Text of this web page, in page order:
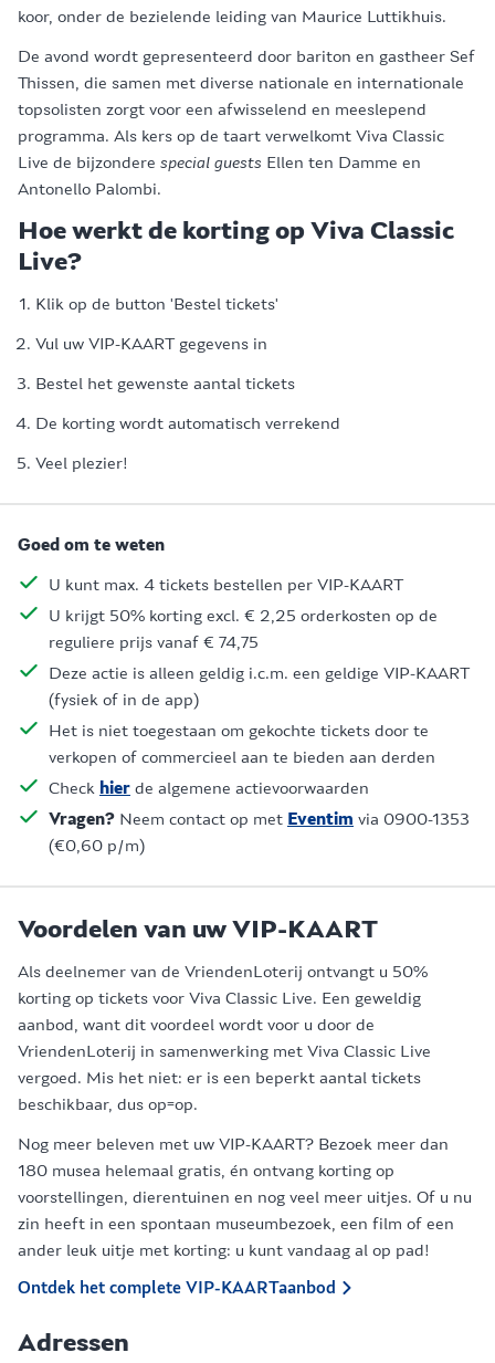
koor, onder de bezielende leiding van Maurice Luttikhuis.
De avond wordt gepresenteerd door bariton en gastheer Sef
Thissen, die samen met diverse nationale en internationale
topsolisten zorgt voor een afwisselend en meeslepend
programma. Als kers op de taart verwelkomt Viva Classic
Live de bijzondere special guests Ellen ten Damme en
Antonello Palombi.
Hoe werkt de korting op Viva Classic
Live?
Klik op de button 'Bestel tickets'
Vul uw VIP-KAART gegevens in
Bestel het gewenste aantal tickets
De korting wordt automatisch verrekend
Veel plezier!
Goed om te weten
U kunt max. 4 tickets bestellen per VIP-KAART
U krijgt 50% korting excl. € 2,25 orderkosten op de
reguliere prijs vanaf € 74,75
Deze actie is alleen geldig i.c.m. een geldige VIP-KAART
(fysiek of in de app)
Het is niet toegestaan om gekochte tickets door te
verkopen of commercieel aan te bieden aan derden
Check hier de algemene actievoorwaarden
Vragen? Neem contact op met Eventim via 0900-1353
(€0,60 p/m)
Voordelen van uw VIP-KAART
Als deelnemer van de VriendenLoterij ontvangt u 50%
korting op tickets voor Viva Classic Live. Een geweldig
aanbod, want dit voordeel wordt voor u door de
VriendenLoterij in samenwerking met Viva Classic Live
vergoed. Mis het niet: er is een beperkt aantal tickets
beschikbaar, dus op=op.
Nog meer beleven met uw VIP-KAART? Bezoek meer dan
180 musea helemaal gratis, én ontvang korting op
voorstellingen, dierentuinen en nog veel meer uitjes. Of u nu
zin heeft in een spontaan museumbezoek, een film of een
ander leuk uitje met korting: u kunt vandaag al op pad!
Ontdek het complete VIP-KAARTaanbod
Adressen